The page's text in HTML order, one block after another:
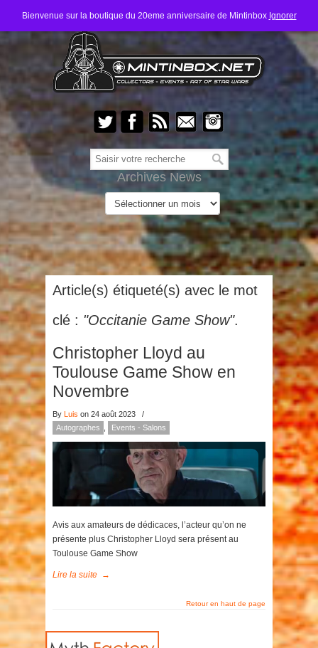
Bienvenue sur la boutique du 20eme anniversaire de Mintinbox Ignorer
Archives News
Article(s) étiqueté(s) avec le mot
clé : "Occitanie Game Show".
Christopher Lloyd au
Toulouse Game Show en
Novembre
By Luis on 24 août 2023
/
Autographes
Events - Salons
Avis aux amateurs de dédicaces, l’acteur qu’on ne
présente plus Christopher Lloyd sera présent au
Toulouse Game Show
Lire la suite →
Retour en haut de page